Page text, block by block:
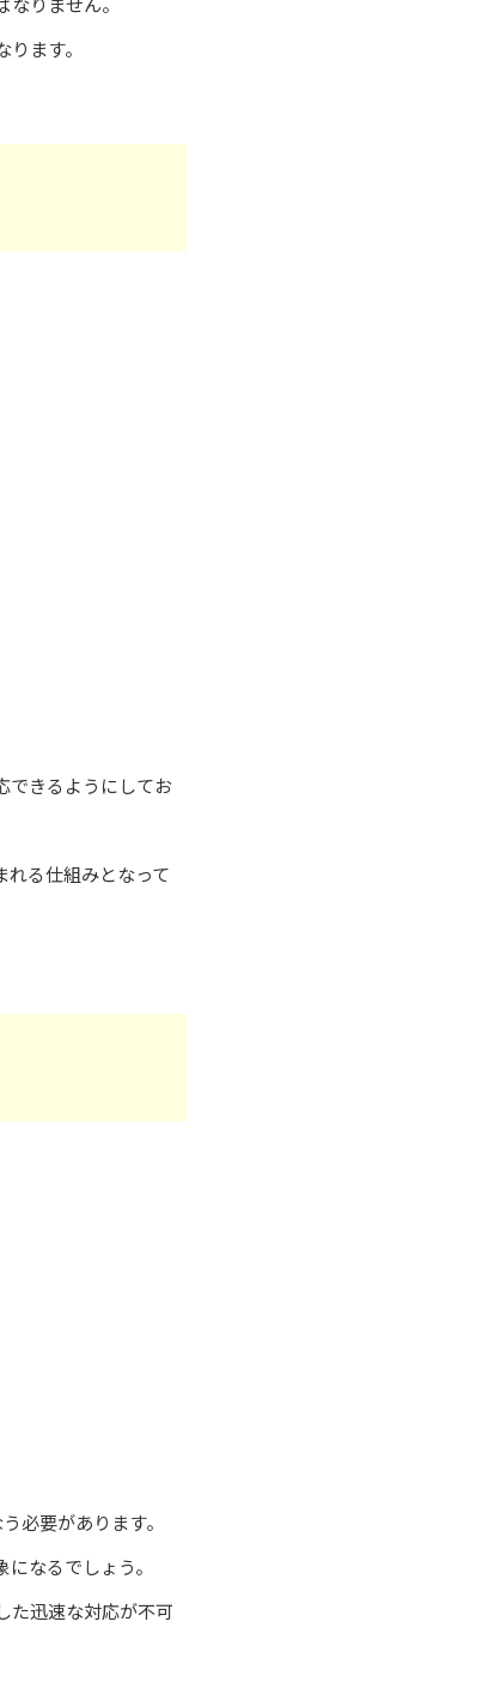
ます。
できるようにしてお
れる仕組みとなって
必要があります。
なるでしょう。
た迅速な対応が不可